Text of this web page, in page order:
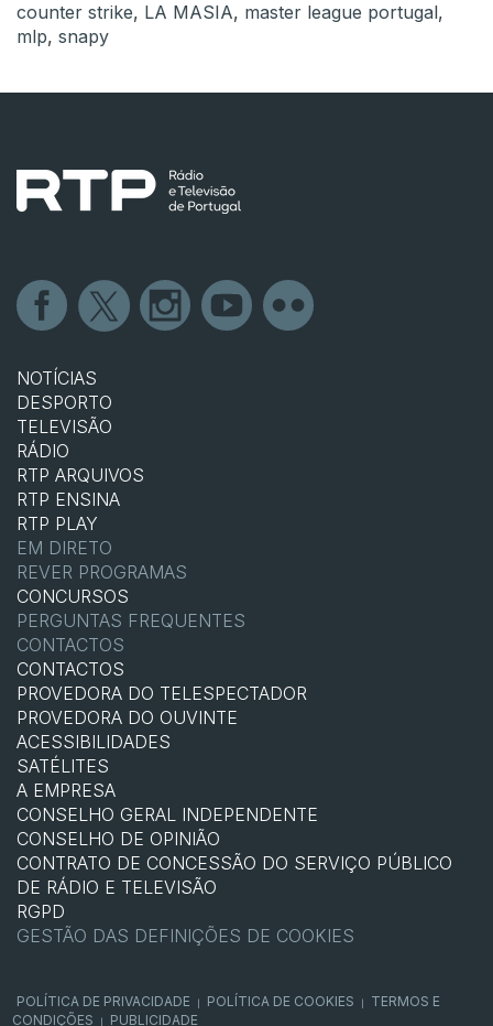
counter strike, LA MASIA, master league portugal,
mlp, snapy
NOTÍCIAS
DESPORTO
TELEVISÃO
RÁDIO
RTP ARQUIVOS
RTP ENSINA
RTP PLAY
EM DIRETO
REVER PROGRAMAS
CONCURSOS
PERGUNTAS FREQUENTES
CONTACTOS
CONTACTOS
PROVEDORA DO TELESPECTADOR
PROVEDORA DO OUVINTE
ACESSIBILIDADES
SATÉLITES
A EMPRESA
CONSELHO GERAL INDEPENDENTE
CONSELHO DE OPINIÃO
CONTRATO DE CONCESSÃO DO SERVIÇO PÚBLICO
DE RÁDIO E TELEVISÃO
RGPD
GESTÃO DAS DEFINIÇÕES DE COOKIES
POLÍTICA DE PRIVACIDADE POLÍTICA DE COOKIES
TERMOS E
CONDIÇÕES
PUBLICIDADE